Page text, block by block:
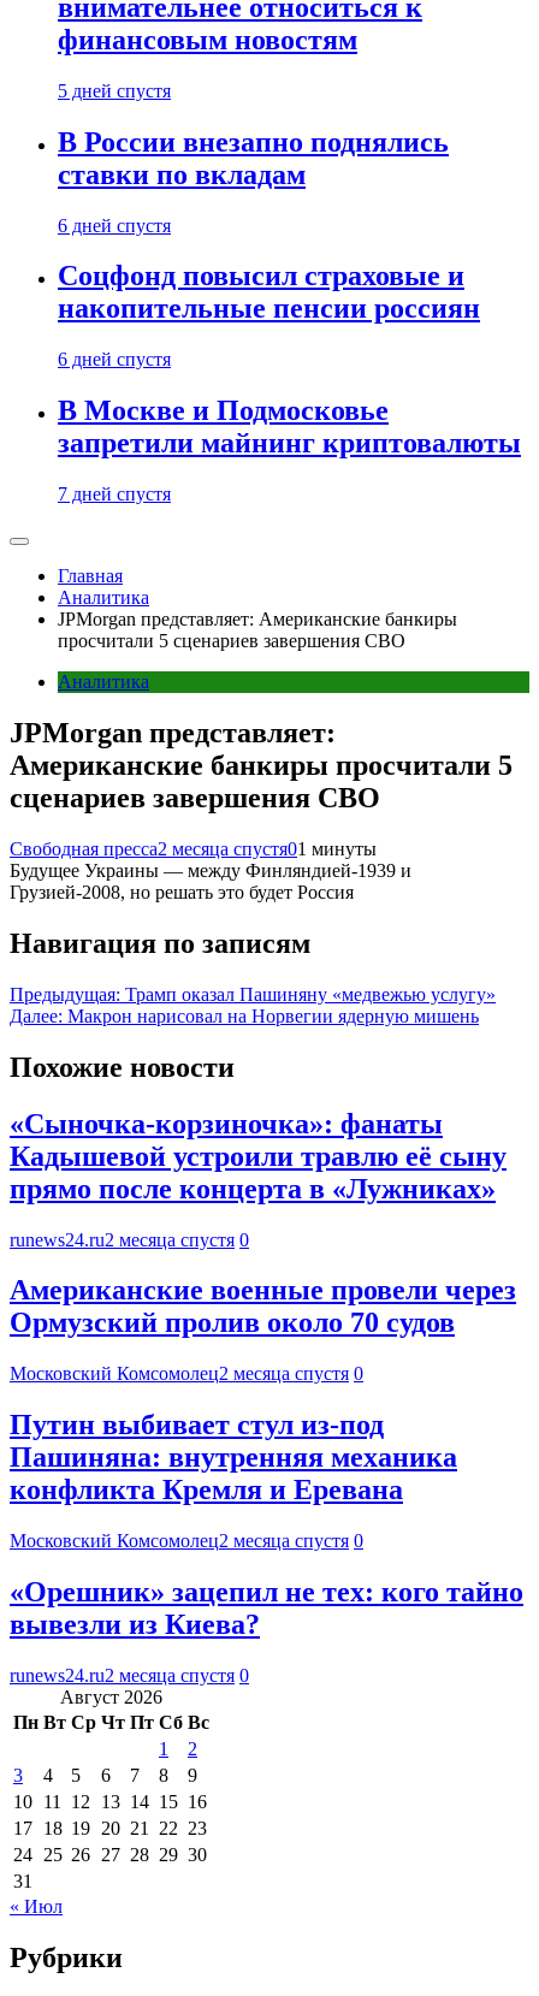
внимательнее относиться к
финансовым новостям
5 дней спустя
В России внезапно поднялись
ставки по вкладам
6 дней спустя
Соцфонд повысил страховые и
накопительные пенсии россиян
6 дней спустя
В Москве и Подмосковье
запретили майнинг криптовалюты
7 дней спустя
Главная
Аналитика
JPMorgan представляет: Американские банкиры
просчитали 5 сценариев завершения СВО
Аналитика
JPMorgan представляет:
Американские банкиры просчитали 5
сценариев завершения СВО
Свободная пресса2 месяца спустя01 минуты
Будущее Украины — между Финляндией-1939 и
Грузией-2008, но решать это будет Россия
Навигация по записям
Предыдущая: Трамп оказал Пашиняну «медвежью услугу»
Далее: Макрон нарисовал на Норвегии ядерную мишень
Похожие новости
«Сыночка-корзиночка»: фанаты
Кадышевой устроили травлю её сыну
прямо после концерта в «Лужниках»
runews24.ru2 месяца спустя 0
Американские военные провели через
Ормузский пролив около 70 судов
Московский Комсомолец2 месяца спустя 0
Путин выбивает стул из-под
Пашиняна: внутренняя механика
конфликта Кремля и Еревана
Московский Комсомолец2 месяца спустя 0
«Орешник» зацепил не тех: кого тайно
вывезли из Киева?
runews24.ru2 месяца спустя 0
Август 2026
Пн Вт Ср Чт Пт Сб Вс
1
2
3
4 5 6 7 8
9
10 11 12 13 14 15 16
17 18 19 20 21 22 23
24 25 26 27 28 29 30
31
« Июл
Рубрики